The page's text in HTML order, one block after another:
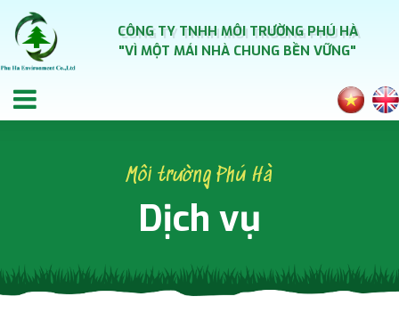
CÔNG TY TNHH MÔI TRƯỜNG PHÚ HÀ
"VÌ MỘT MÁI NHÀ CHUNG BỀN VỮNG"
Môi trường Phú Hà
Dịch vụ